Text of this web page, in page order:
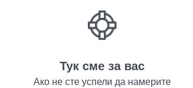
Тук сме за вас
Ако не сте успели да намерите